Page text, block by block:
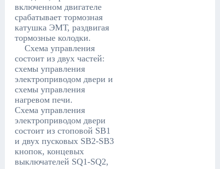
включенном двигателе
срабатывает тормозная
катушка ЭМТ, раздвигая
тормозные колодки.
Схема управления
состоит из двух частей:
схемы управления
электроприводом двери и
схемы управления
нагревом печи.
Схема управления
электроприводом двери
состоит из стоповой SB1
и двух пусковых SB2-SB3
кнопок, концевых
выключателей SQ1-SQ2,